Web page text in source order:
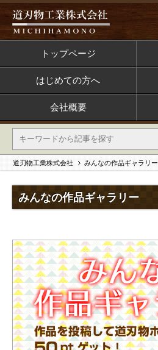
トップページ
はじめての方へ
会社概要
道刃物工業株式会社 みんなの作品ギャラリー
みんなの作品ギャラリー